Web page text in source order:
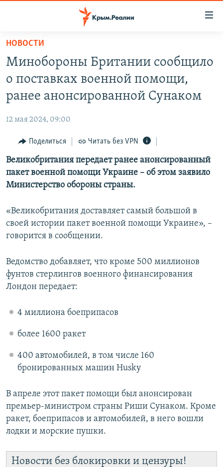
Вернуться
основному
содержанию
главной
Вернутся
поиску
НОВОСТИ
СПЕЦПРОЕКТЫ
11 ЛЕТ ОККУПАЦИИ КРЫМА. 11 ИСТОРИЙ СОПРОТИВЛЕНИЯ
ЕЩЕ
ИНТЕРАКТИВ
ИНФОГРАФИКА
ТЕЛЕПРОЕКТ КРЫМ.РЕАЛИИ
ПРОПАВШИЕ БЕЗ ВЕСТИ
ПОБЕДИТЕЛЕЙ НЕ СУДЯТ?
УКРАИНСКАЯ ПРОБЛЕМА КРЫМА
РАДІО СВОБОДА
КАК ОБОЙТИ БЛОКИРОВКУ
Українською
Qırımtatar
ПРИСОЕДИНЯЙТЕСЬ!
НОВОСТИ
Минобороны Британии сообщило
о поставках военной помощи,
ранее анонсированной Сунаком
12 мая 2024, 09:00
Поделиться Читать без VPN
Великобритания передает ранее анонсированный
пакет военной помощи Украине – об этом заявило
Министерство обороны страны.
«Великобритания доставляет самый большой в
своей истории пакет военной помощи Украине», –
говорится в сообщении.
Ведомство добавляет, что кроме 500 миллионов
фунтов стерлингов военного финансирования
Лондон передает:
4 миллиона боеприпасов
более 1600 ракет
400 автомобилей, в том числе 160
бронированных машин Husky
В апреле этот пакет помощи был анонсирован
премьер-министром страны Риши Сунаком. Кроме
ракет, боеприпасов и автомобилей, в него вошли
лодки и морские пушки.
Новости без блокировки и цензуры!